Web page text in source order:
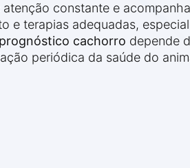
constante e
e terapias adequadas,
cachorro depende
periódica da saúde do